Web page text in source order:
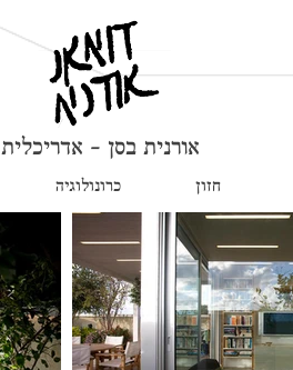
אורנית בסן - אדריכלית
חזון כרונולוגיה